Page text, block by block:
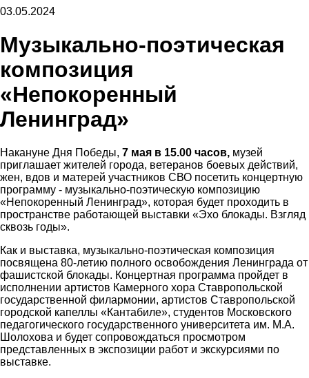
03.05.2024
Музыкально-поэтическая
композиция
«Непокоренный
Ленинград»
Накануне Дня Победы, 7 мая в 15.00 часов, музей
приглашает жителей города, ветеранов боевых действий,
жен, вдов и матерей участников СВО посетить концертную
программу - музыкально-поэтическую композицию
«Непокоренный Ленинград», которая будет проходить в
пространстве работающей выставки «Эхо блокады. Взгляд
сквозь годы».
Как и выставка, музыкально-поэтическая композиция
посвящена 80-летию полного освобождения Ленинграда от
фашистской блокады. Концертная программа пройдет в
исполнении артистов Камерного хора Ставропольской
государственной филармонии, артистов Ставропольской
городской капеллы «Кантабиле», студентов Московского
педагогического государственного университета им. М.А.
Шолохова и будет сопровождаться просмотром
представленных в экспозиции работ и экскурсиями по
выставке.